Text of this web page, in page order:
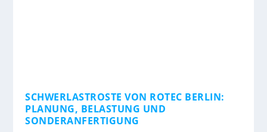
SCHWERLASTROSTE VON ROTEC BERLIN:
PLANUNG, BELASTUNG UND
SONDERANFERTIGUNG